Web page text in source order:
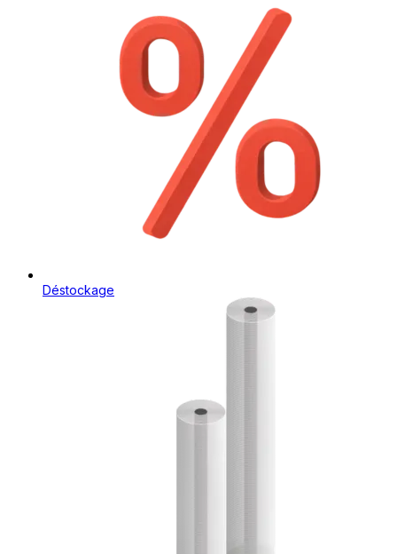
Déstockage